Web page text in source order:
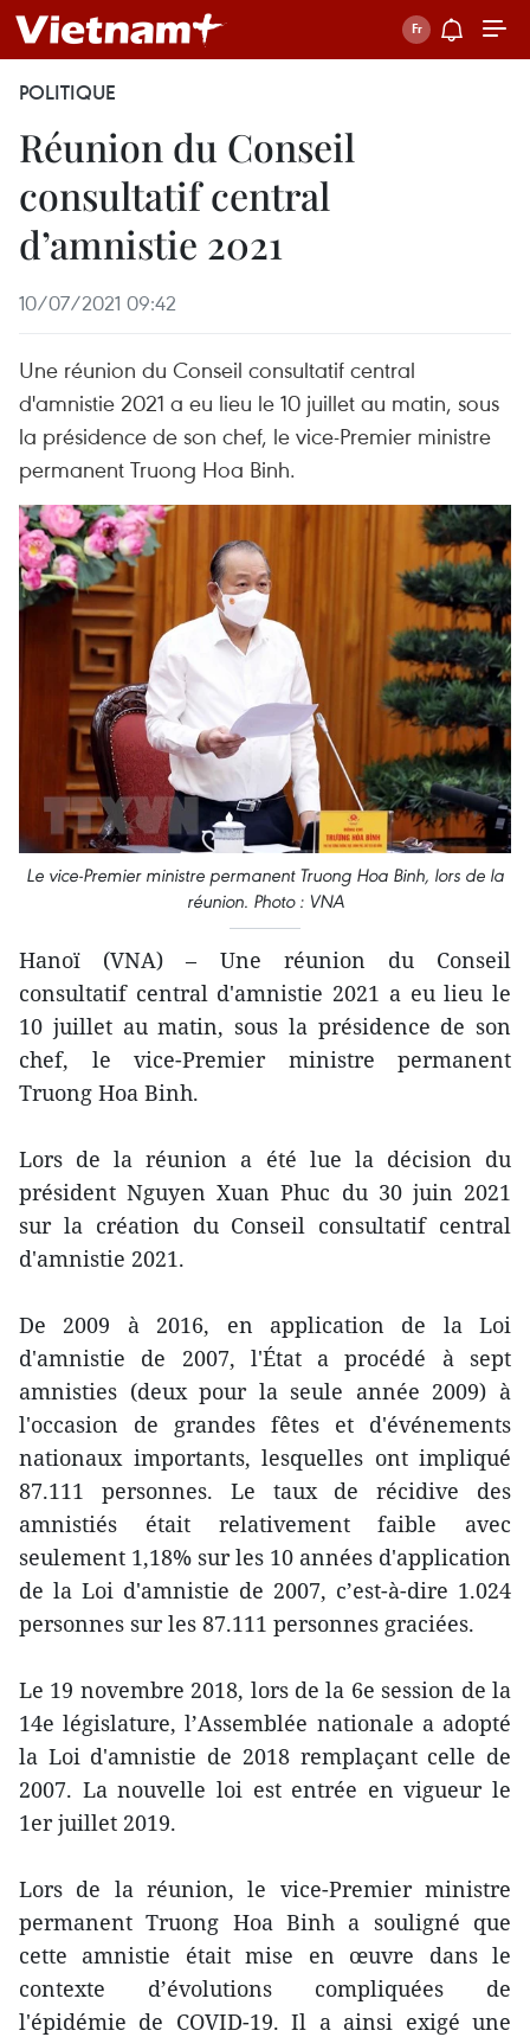
POLITIQUE
Réunion du Conseil
consultatif central
d’amnistie 2021
10/07/2021 09:42
Une réunion du Conseil consultatif central
d'amnistie 2021 a eu lieu le 10 juillet au matin, sous
la présidence de son chef, le vice-Premier ministre
permanent Truong Hoa Binh.
Le vice-Premier ministre permanent Truong Hoa Binh, lors de la
réunion. Photo : VNA
Hanoï (VNA) – Une réunion du Conseil
consultatif central d'amnistie 2021 a eu lieu le
10 juillet au matin, sous la présidence de son
chef, le vice-Premier ministre permanent
Truong Hoa Binh.
Lors de la réunion a été lue la décision du
président Nguyen Xuan Phuc du 30 juin 2021
sur la création du Conseil consultatif central
d'amnistie 2021.
De 2009 à 2016, en application de la Loi
d'amnistie de 2007, l'État a procédé à sept
amnisties (deux pour la seule année 2009) à
l'occasion de grandes fêtes et d'événements
nationaux importants, lesquelles ont impliqué
87.111 personnes. Le taux de récidive des
amnistiés était relativement faible avec
seulement 1,18% sur les 10 années d'application
de la Loi d'amnistie de 2007, c’est-à-dire 1.024
personnes sur les 87.111 personnes graciées.
Le 19 novembre 2018, lors de la 6e session de la
14e législature, l’Assemblée nationale a adopté
la Loi d'amnistie de 2018 remplaçant celle de
2007. La nouvelle loi est entrée en vigueur le
1er juillet 2019.
Lors de la réunion, le vice-Premier ministre
permanent Truong Hoa Binh a souligné que
cette amnistie était mise en œuvre dans le
contexte d’évolutions compliquées de
l'épidémie de COVID-19. Il a ainsi exigé une